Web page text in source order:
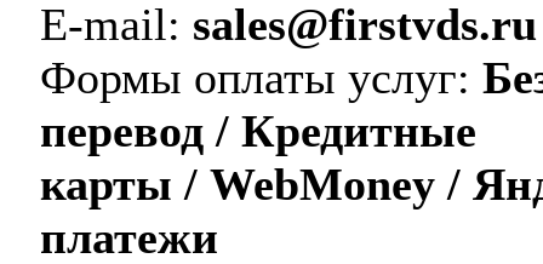
E-mail: sales@firstvds.ru
Формы оплаты услуг:
перевод / Кредитные
карты / WebMoney /
платежи